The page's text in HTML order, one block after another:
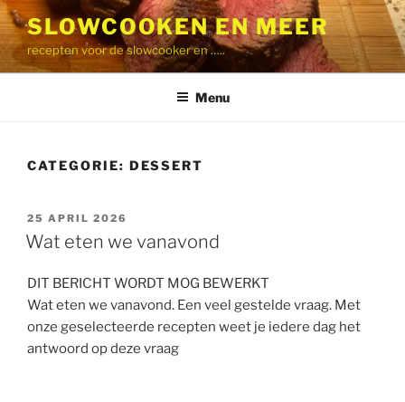
Ga
naar
de
inhoud
SLOWCOOKEN EN MEER
recepten voor de slowcooker en …..
Menu
CATEGORIE: DESSERT
GEPLAATST
OP
25 APRIL 2026
Wat eten we vanavond
DIT BERICHT WORDT MOG BEWERKT
Wat eten we vanavond. Een veel gestelde vraag. Met
onze geselecteerde recepten weet je iedere dag het
antwoord op deze vraag